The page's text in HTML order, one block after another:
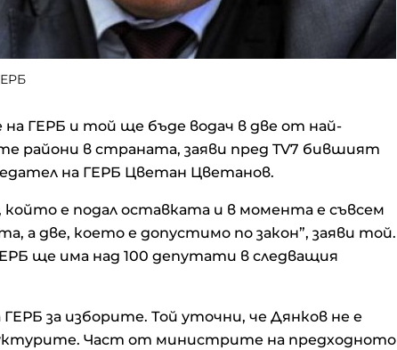
ГЕРБ и той ще бъде водач в две от най-
райони в страната, заяви пред TV7 бившият
на ГЕРБ Цветан Цветанов.
който е подал оставката и в момента е съвсем
а две, което е допустимо по закон”, заяви той.
ще има над 100 депутати в следващия
за изборите. Той уточни, че Дянков не е
Част от министрите на предходното